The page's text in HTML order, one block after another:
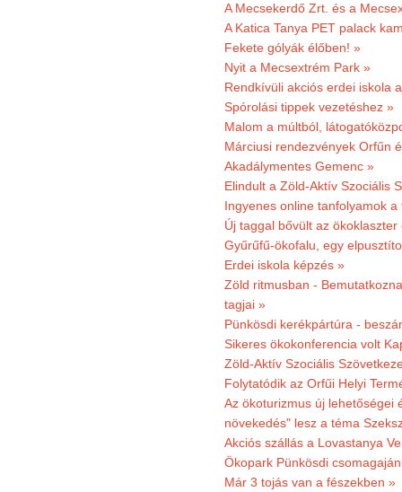
A Mecsekerdő Zrt. és a
A Katica Tanya PET palack
Fekete gólyák élőben! »
Nyit a Mecsextrém Park »
Rendkívüli akciós erdei iskola
Spórolási tippek vezetéshez »
Malom a múltból,
Márciusi rendezvények Orfűn
Akadálymentes Gemenc »
Elindult a Zöld-Aktív Szociális
Ingyenes online tanfolyamok
Új taggal bővült az ökoklaszter
Gyűrűfű-ökofalu, egy
Erdei iskola képzés »
Zöld ritmusban -
tagjai »
Pünkösdi kerékpártúra -
Sikeres ökokonferencia volt
Zöld-Aktív Szociális
Folytatódik az Orfűi Helyi
Az ökoturizmus új lehetőségei
növekedés" lesz a téma
Akciós szállás a Lovastanya
Ökopark Pünkösdi
Már 3 tojás van a fészekben »